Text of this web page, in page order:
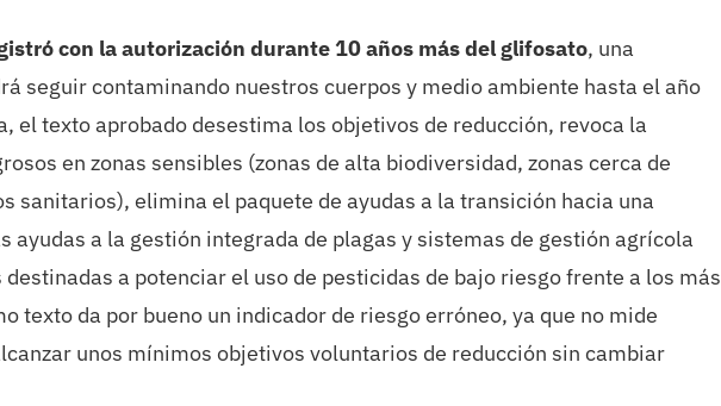
con la autorización durante 10 años más del glifosato, una
seguir contaminando nuestros cuerpos y medio ambiente hasta el año
el texto aprobado desestima los objetivos de reducción, revoca la
en zonas sensibles (zonas de alta biodiversidad, zonas cerca de
sanitarios), elimina el paquete de ayudas a la transición hacia una
a la gestión integrada de plagas y sistemas de gestión agrícola
a potenciar el uso de pesticidas de bajo riesgo frente a los más
texto da por bueno un indicador de riesgo erróneo, ya que no mide
unos mínimos objetivos voluntarios de reducción sin cambiar